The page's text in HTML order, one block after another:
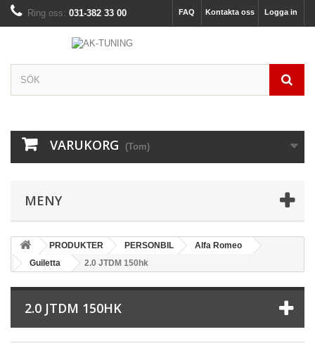
Logga in
Kontakta oss
FAQ
Ring oss: 031-382 33 00
VARUKORG (Tom)
MENY
PRODUKTER PERSONBIL
Alfa Romeo
Guiletta
2.0 JTDM 150hk
2.0 JTDM 150HK